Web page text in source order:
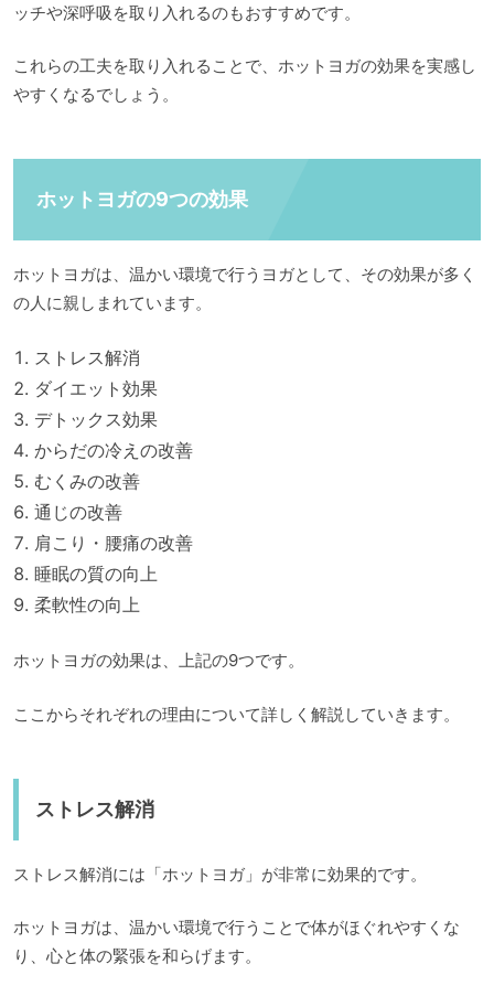
ッチや深呼吸を取り入れるのもおすすめです。
これらの工夫を取り入れることで、ホットヨガの効果を実感し
やすくなるでしょう。
ホットヨガの9つの効果
ホットヨガは、温かい環境で行うヨガとして、その効果が多く
の人に親しまれています。
ストレス解消
ダイエット効果
デトックス効果
からだの冷えの改善
むくみの改善
通じの改善
肩こり・腰痛の改善
睡眠の質の向上
柔軟性の向上
ホットヨガの効果は、上記の9つです。
ここからそれぞれの理由について詳しく解説していきます。
ストレス解消
ストレス解消には「ホットヨガ」が非常に効果的です。
ホットヨガは、温かい環境で行うことで体がほぐれやすくな
り、心と体の緊張を和らげます。